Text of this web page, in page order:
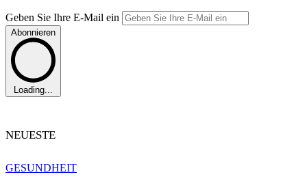
Geben Sie Ihre E-Mail ein
Abonnieren
Loading...
NEUESTE
GESUNDHEIT